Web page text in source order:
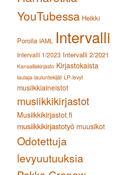
YouTubessa Heikki
Poroila IAML Intervalli
Intervalli 1/2023 Intervalli 2/2021
Kansalliskirjasto Kirjastokaista
laulaja-lauluntekijät LP-levyt
musiikkiaineistot
musiikkikirjastot
Musiikkikirjastot.fi
musiikkikirjastotyö muusikot
Odotettuja
levyuutuuksia